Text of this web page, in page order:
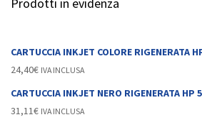
CARTUCCIA INKJET COLORE RIGENERATA
24,40€ IVA INCLUSA
CARTUCCIA INKJET NERO RIGENERATA HP
31,11€ IVA INCLUSA